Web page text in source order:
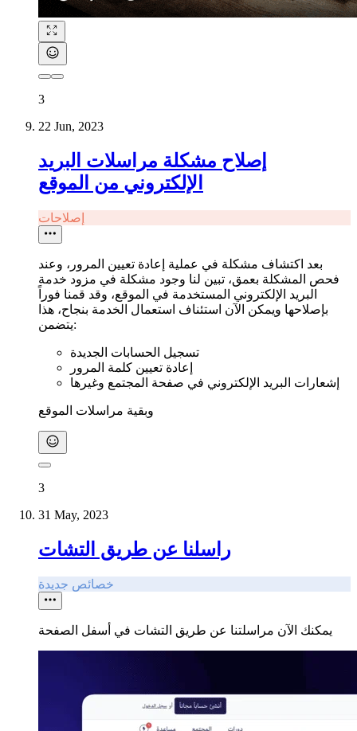
3
22 Jun, 2023
إصلاح مشكلة مراسلات البريد
الإلكتروني من الموقع
إصلاحات
بعد اكتشاف مشكلة في عملية إعادة تعيين المرور، وعند
فحص المشكلة بعمق، تبين لنا وجود مشكلة في مزود خدمة
البريد الإلكتروني المستخدمة في الموقع، وقد قمنا فوراً
بإصلاحها ويمكن الآن استئناف استعمال الخدمة بنجاح، هذا
يتضمن:
تسجيل الحسابات الجديدة
إعادة تعيين كلمة المرور
إشعارات البريد الإلكتروني في صفحة المجتمع وغيرها
وبقية مراسلات الموقع
3
31 May, 2023
راسلنا عن طريق التشات
خصائص جديدة
يمكنك الآن مراسلتنا عن طريق التشات في أسفل الصفحة